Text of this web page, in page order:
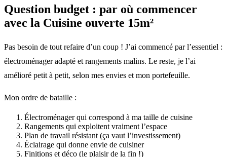
Question budget : par où commencer
avec la Cuisine ouverte 15m²
Pas besoin de tout refaire d’un coup ! J’ai commencé par l’essentiel :
électroménager adapté et rangements malins. Le reste, je l’ai
amélioré petit à petit, selon mes envies et mon portefeuille.
Mon ordre de bataille :
Électroménager qui correspond à ma taille de cuisine
Rangements qui exploitent vraiment l’espace
Plan de travail résistant (ça vaut l’investissement)
Éclairage qui donne envie de cuisiner
Finitions et déco (le plaisir de la fin !)